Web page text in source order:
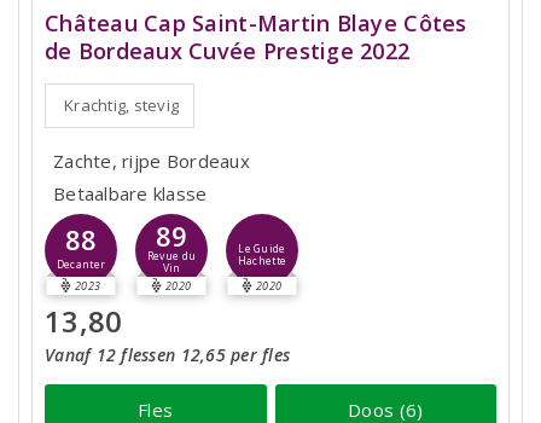
Château Cap Saint-Martin Blaye Côtes
de Bordeaux Cuvée Prestige 2022
Krachtig, stevig
Zachte, rijpe Bordeaux
Betaalbare klasse
88
Decanter
2023
89
Revue du
Vin
2020
Le Guide
Hachette
2020
13,80
Vanaf 12 flessen 12,65 per fles
Fles Doos (6)